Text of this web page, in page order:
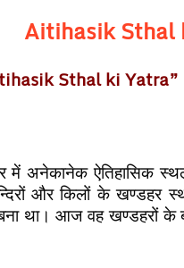
Aitihasik Sthal
Sthal ki Yatra”
में अनेकानेक ऐतिहासिक
और किलों के खण्डहर
बना था। आज वह खण्डहरों